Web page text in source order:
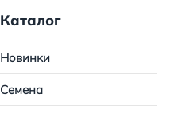
Каталог
Новинки
Семена